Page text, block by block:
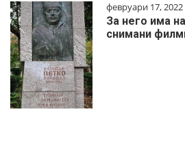
февруари 17, 2022
За него има
снимани